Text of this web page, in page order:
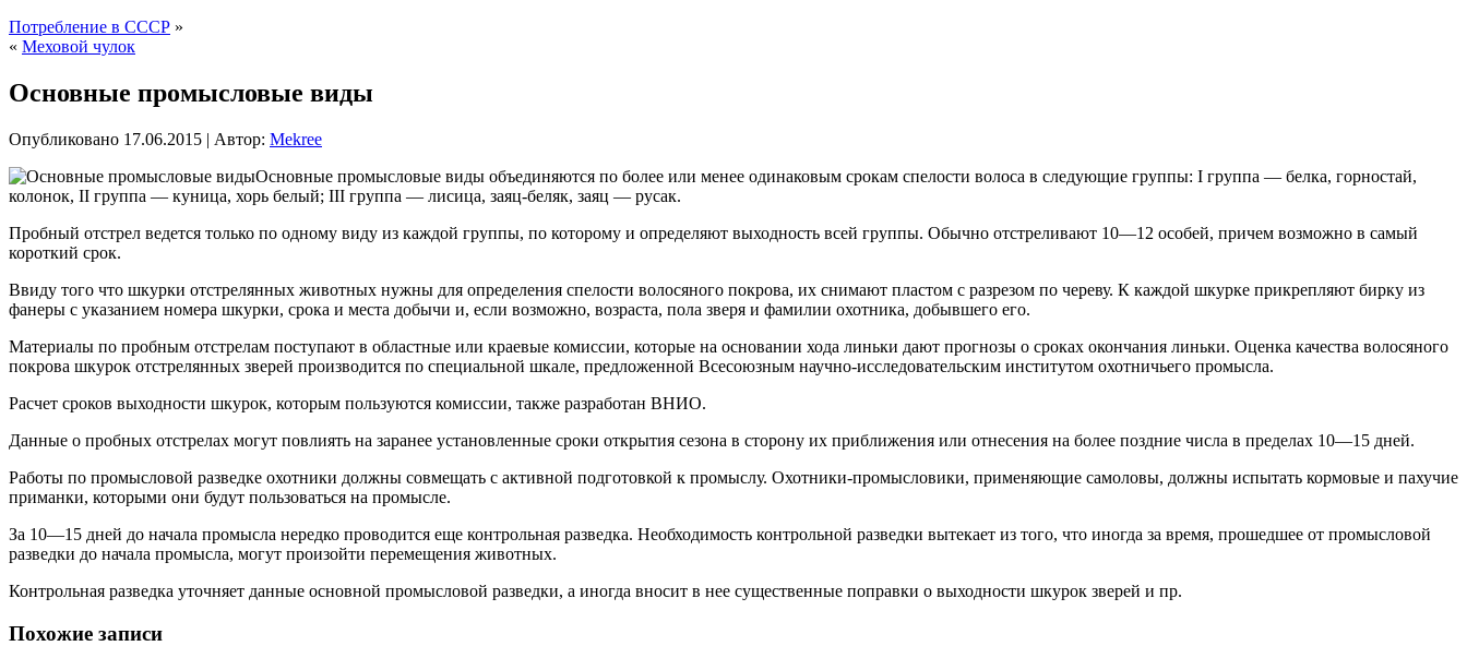
Потребление в СССР »
« Меховой чулок
Основные промысловые виды
Опубликовано 17.06.2015 | Автор: Mekree
Основные промысловые виды объединяются по более или менее одинаковым срокам спелости волоса в следующие группы: I группа — белка, горностай,
колонок, II группа — куница, хорь белый; III группа — лисица, заяц-беляк, заяц — русак.
Пробный отстрел ведется только по одному виду из каждой группы, по которому и определяют выходность всей группы. Обычно отстреливают 10—12 особей, причем возможно в самый
короткий срок.
Ввиду того что шкурки отстрелянных животных нужны для определения спелости волосяного покрова, их снимают пластом с разрезом по череву. К каждой шкурке прикрепляют бирку из
фанеры с указанием номера шкурки, срока и места добычи и, если возможно, возраста, пола зверя и фамилии охотника, добывшего его.
Материалы по пробным отстрелам поступают в областные или краевые комиссии, которые на основании хода линьки дают прогнозы о сроках окончания линьки. Оценка качества волосяного
покрова шкурок отстрелянных зверей производится по специальной шкале, предложенной Всесоюзным научно-исследовательским институтом охотничьего промысла.
Расчет сроков выходности шкурок, которым пользуются комиссии, также разработан ВНИО.
Данные о пробных отстрелах могут повлиять на заранее установленные сроки открытия сезона в сторону их приближения или отнесения на более поздние числа в пределах 10—15 дней.
Работы по промысловой разведке охотники должны совмещать с активной подготовкой к промыслу. Охотники-промысловики, применяющие самоловы, должны испытать кормовые и пахучие
приманки, которыми они будут пользоваться на промысле.
За 10—15 дней до начала промысла нередко проводится еще контрольная разведка. Необходимость контрольной разведки вытекает из того, что иногда за время, прошедшее от промысловой
разведки до начала промысла, могут произойти перемещения животных.
Контрольная разведка уточняет данные основной промысловой разведки, а иногда вносит в нее существенные поправки о выходности шкурок зверей и пр.
Похожие записи